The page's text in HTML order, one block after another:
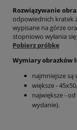
Rozwiązywanie
odpowiednich kratek
wypisane na górze
stopniowo wyłania
Pobierz próbkę
Wymiary obrazków
najmniejsze są
większe -
największe -
wydanie).